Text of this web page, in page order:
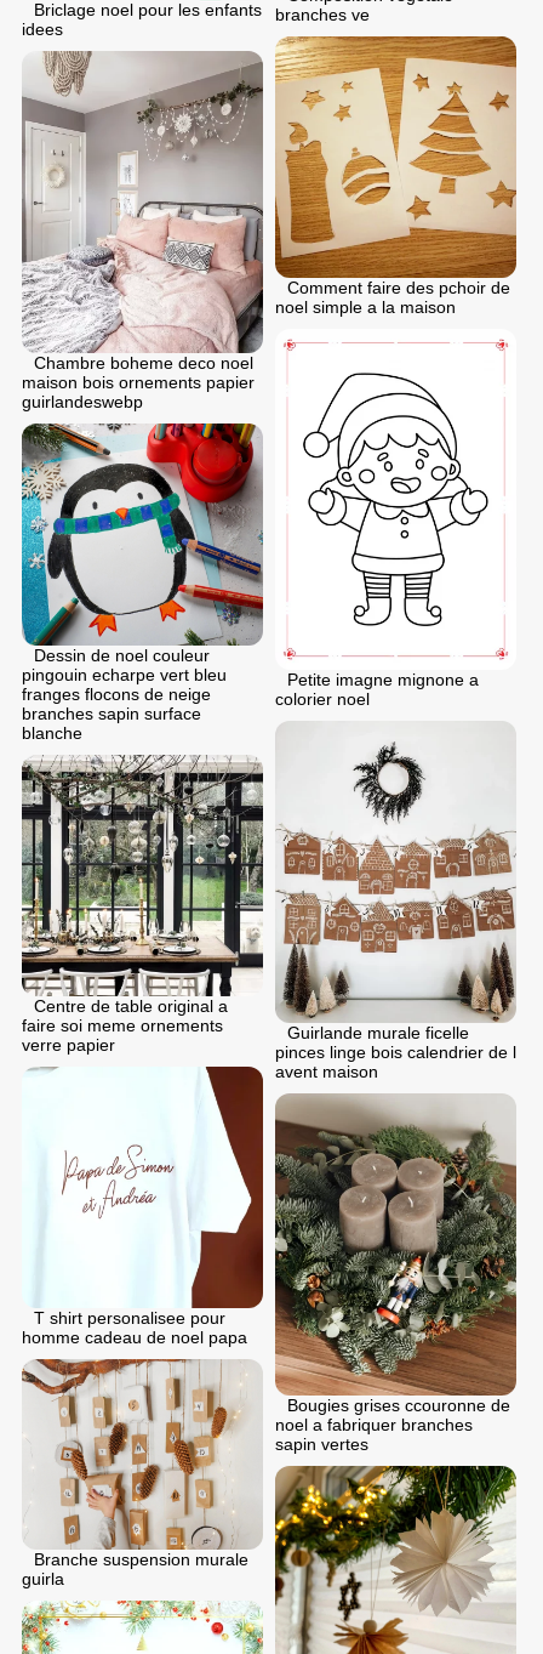
branches ve
Briclage noel pour les enfants
idees
Comment faire des pchoir de
noel simple a la maison
Chambre boheme deco noel
maison bois ornements papier
guirlandeswebp
Petite imagne mignone a
colorier noel
Dessin de noel couleur
pingouin echarpe vert bleu
franges flocons de neige
branches sapin surface
blanche
Guirlande murale ficelle
pinces linge bois calendrier de l
avent maison
Centre de table original a
faire soi meme ornements
verre papier
T shirt personalisee pour
homme cadeau de noel papa
Bougies grises ccouronne de
noel a fabriquer branches
sapin vertes
Branche suspension murale
guirla